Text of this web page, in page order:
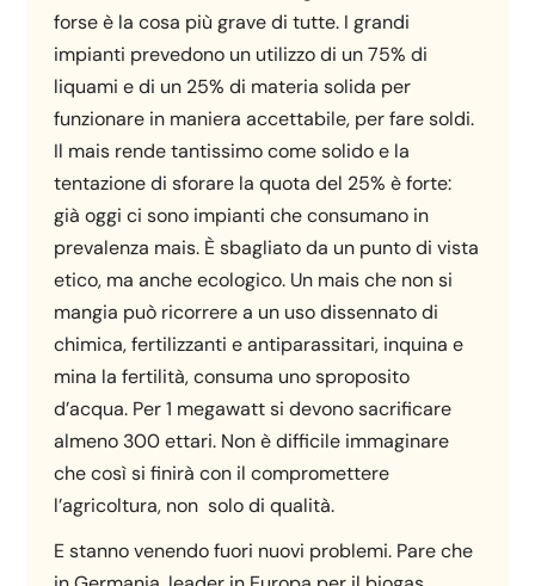
forse è la cosa più grave di tutte. I grandi
impianti prevedono un utilizzo di un 75% di
liquami e di un 25% di materia solida per
funzionare in maniera accettabile, per fare soldi.
Il mais rende tantissimo come solido e la
tentazione di sforare la quota del 25% è forte:
già oggi ci sono impianti che consumano in
prevalenza mais. È sbagliato da un punto di vista
etico, ma anche ecologico. Un mais che non si
mangia può ricorrere a un uso dissennato di
chimica, fertilizzanti e antiparassitari, inquina e
mina la fertilità, consuma uno sproposito
d’acqua. Per 1 megawatt si devono sacrificare
almeno 300 ettari. Non è difficile immaginare
che così si finirà con il compromettere
l’agricoltura, non solo di qualità.
E stanno venendo fuori nuovi problemi. Pare che